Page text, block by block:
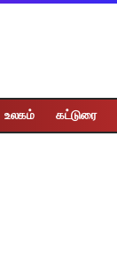
உலகம் கட்டுரை